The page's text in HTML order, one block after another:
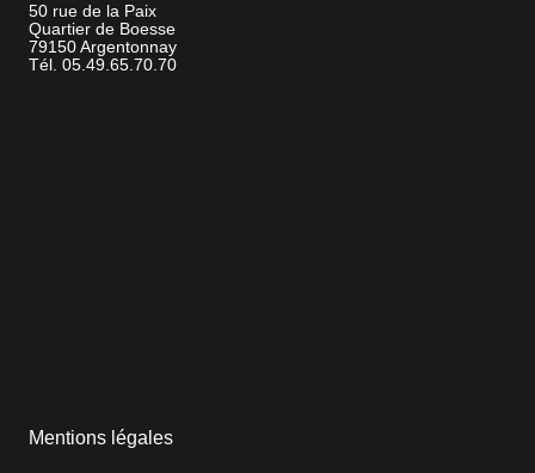
50 rue de la Paix
Quartier de Boesse
79150 Argentonnay
Tél. 05.49.65.70.70
Mentions légales